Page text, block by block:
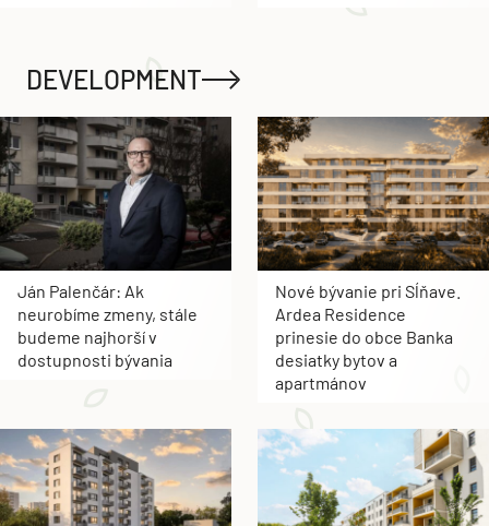
DEVELOPMENT
Ján Palenčár: Ak
neurobíme zmeny, stále
budeme najhorší v
dostupnosti bývania
Nové bývanie pri Sĺňave.
Ardea Residence
prinesie do obce Banka
desiatky bytov a
apartmánov